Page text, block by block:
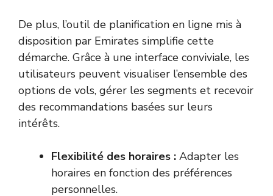
De plus, l’outil de planification en ligne mis à
disposition par Emirates simplifie cette
démarche. Grâce à une interface conviviale, les
utilisateurs peuvent visualiser l’ensemble des
options de vols, gérer les segments et recevoir
des recommandations basées sur leurs
intérêts.
Flexibilité des horaires : Adapter les
horaires en fonction des préférences
personnelles.